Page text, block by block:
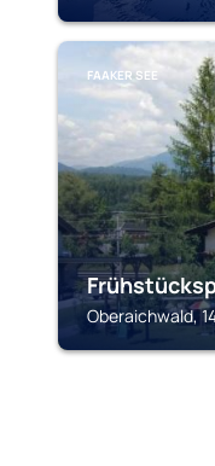
FAAKER SEE
Oberaichwald,